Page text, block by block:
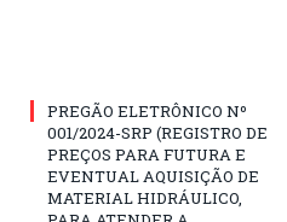
PREGÃO ELETRÔNICO Nº
001/2024-SRP (REGISTRO DE
PREÇOS PARA FUTURA E
EVENTUAL AQUISIÇÃO DE
MATERIAL HIDRÁULICO,